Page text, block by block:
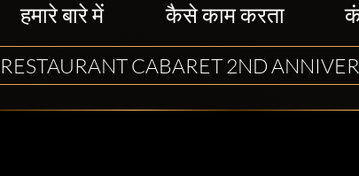
हमारे बारे में कैसे काम करता
CABARET 2ND